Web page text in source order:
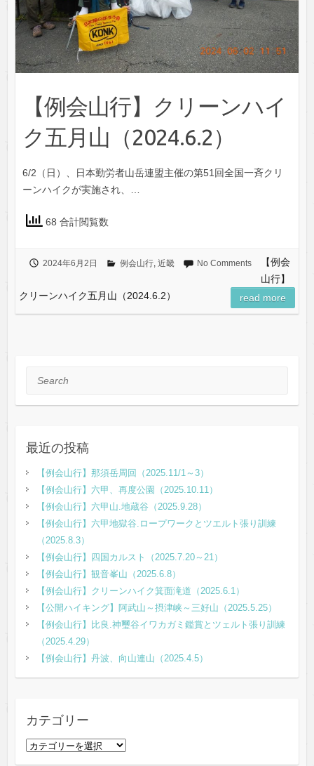
【例会山行】クリーンハイ
ク五月山（2024.6.2）
6/2（日）、日本勤労者山岳連盟主催の第51回全国一斉クリ
ーンハイクが実施され、…
68 合計閲覧数
2024年6月2日 例会山行, 近畿 No Comments
【例会
山行】
クリーンハイク五月山（2024.6.2）
read more
Search
最近の投稿
【例会山行】那須岳周回（2025.11/1～3）
【例会山行】六甲、再度公園（2025.10.11）
【例会山行】六甲山.地蔵谷（2025.9.28）
【例会山行】六甲地獄谷.ロープワークとツエルト張り訓練
（2025.8.3）
【例会山行】四国カルスト（2025.7.20～21）
【例会山行】観音峯山（2025.6.8）
【例会山行】クリーンハイク箕面滝道（2025.6.1）
【公開ハイキング】阿武山～摂津峡～三好山（2025.5.25）
【例会山行】比良.神璽谷イワカガミ鑑賞とツェルト張り訓練
（2025.4.29）
【例会山行】丹波、向山連山（2025.4.5）
カテゴリー
カ